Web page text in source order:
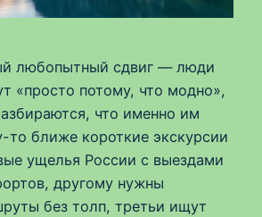
любопытный сдвиг — люди
«просто потому, что модно»,
что именно им
то ближе короткие экскурсии
ущелья России с выездами
другому нужны
без толп, третьи ищут